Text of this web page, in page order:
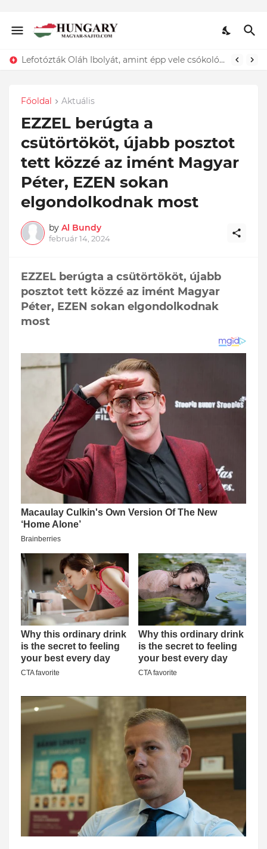
Lefotózták Oláh Ibolyát, amint épp vele csókolózik - EZT nem hiszed el, kinek a karjában kötött ki...ÍME
Főoldal Aktuális
EZZEL berúgta a
csütörtököt, újabb posztot
tett közzé az imént Magyar
Péter, EZEN sokan
elgondolkodnak most
by Al Bundy
február 14, 2024
EZZEL berúgta a csütörtököt, újabb
posztot tett közzé az imént Magyar
Péter, EZEN sokan elgondolkodnak
most